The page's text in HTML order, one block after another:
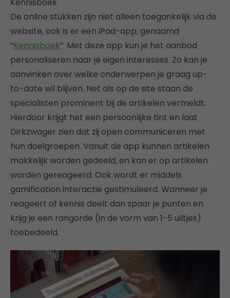
Kennisboek
De online stukken zijn niet alleen toegankelijk via de
website, ook is er een iPad-app, genaamd
“Kennisboek“. Met deze app kun je het aanbod
personaliseren naar je eigen interesses. Zo kan je
aanvinken over welke onderwerpen je graag up-
to-date wil blijven. Net als op de site staan de
specialisten prominent bij de artikelen vermeldt.
Hierdoor krijgt het een persoonlijke tint en laat
Dirkzwager zien dat zij open communiceren met
hun doelgroepen. Vanuit de app kunnen artikelen
makkelijk worden gedeeld, en kan er op artikelen
worden gereageerd. Ook wordt er middels
gamification interactie gestimuleerd. Wanneer je
reageert of kennis deelt dan spaar je punten en
krijg je een rangorde (in de vorm van 1-5 uiltjes)
toebedeeld.